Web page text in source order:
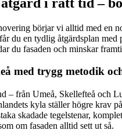
börjar vi alltid med en
du en tydlig åtgärdsplan
du fasaden och minskar
med trygg metodik
– från Umeå, Skellefteå och
kyla ställer högre krav
skadade tegelstenar,
om fasaden alltid sett ut så.